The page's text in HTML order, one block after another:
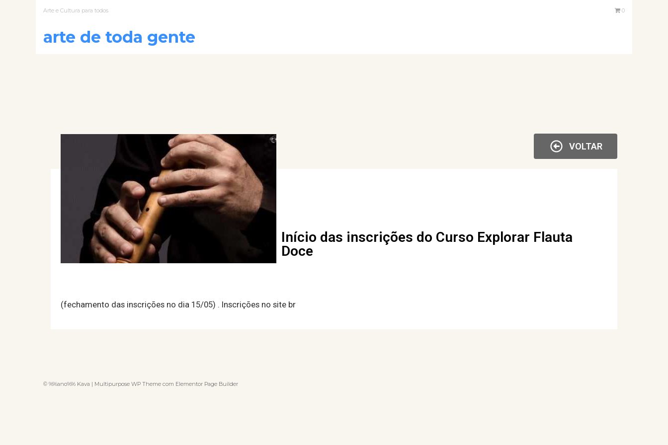
Arte e Cultura para todos 0
arte de toda gente
VOLTAR
Início das inscrições do Curso Explorar Flauta
Doce
(fechamento das inscrições no dia 15/05) . Inscrições no site br
© %%ano%% Kava | Multipurpose WP Theme com Elementor Page Builder